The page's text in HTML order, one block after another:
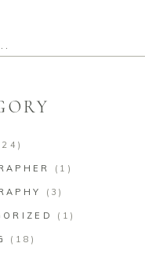
(1)
(3)
(1)
(18)